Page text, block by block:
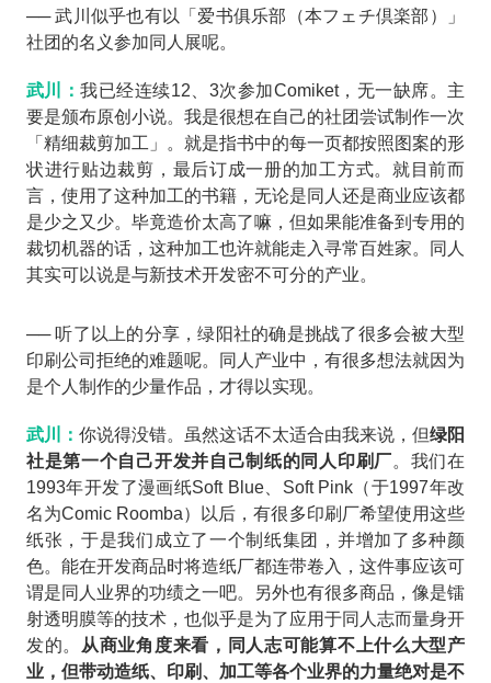
── 武川似乎也有以「爱书俱乐部（本フェチ倶楽部）」
社团的名义参加同人展呢。
武川：我已经连续12、3次参加Comiket，无一缺席。主
要是颁布原创小说。我是很想在自己的社团尝试制作一次
「精细裁剪加工」。就是指书中的每一页都按照图案的形
状进行贴边裁剪，最后订成一册的加工方式。就目前而
言，使用了这种加工的书籍，无论是同人还是商业应该都
是少之又少。毕竟造价太高了嘛，但如果能准备到专用的
裁切机器的话，这种加工也许就能走入寻常百姓家。同人
其实可以说是与新技术开发密不可分的产业。
── 听了以上的分享，绿阳社的确是挑战了很多会被大型
印刷公司拒绝的难题呢。同人产业中，有很多想法就因为
是个人制作的少量作品，才得以实现。
武川： 你说得没错。虽然这话不太适合由我来说，但绿阳
社是第一个自己开发并自己制纸的同人印刷厂。我们在
1993年开发了漫画纸Soft Blue、Soft Pink（于1997年改
名为Comic Roomba）以后，有很多印刷厂希望使用这些
纸张，于是我们成立了一个制纸集团，并增加了多种颜
色。能在开发商品时将造纸厂都连带卷入，这件事应该可
谓是同人业界的功绩之一吧。另外也有很多商品，像是镭
射透明膜等的技术，也似乎是为了应用于同人志而量身开
发的。
从商业角度来看， 同人志可能算不上什么大型产
业，但带动造纸、印刷、加工等各个业界的力量绝对是不